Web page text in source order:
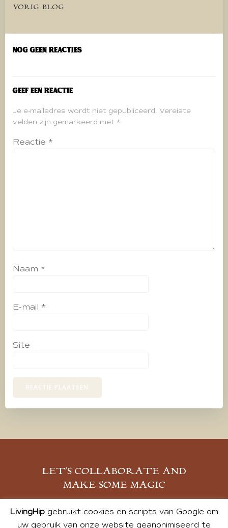
Bericht
navigatie
VORIG BLOG
Nog geen reacties
Geef een reactie
Je e-mailadres wordt niet gepubliceerd. Vereiste
velden zijn gemarkeerd met *
Reactie *
Naam *
E-mail *
Site
LET’S COLLABORATE AND
MAKE SOME MAGIC
MELD JE AAN
LivingHipgebruikt cookies en scripts van Google om
uw gebruik van onze website geanonimiseerd te